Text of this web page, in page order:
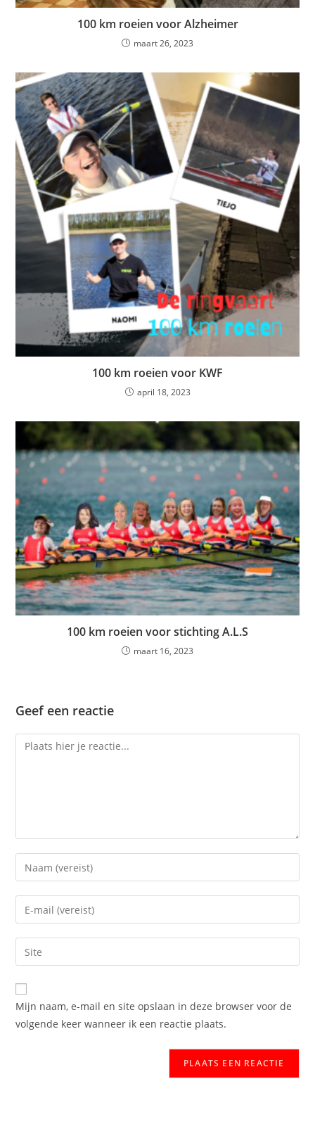
100 km roeien voor Alzheimer
maart 26, 2023
100 km roeien voor KWF
april 18, 2023
100 km roeien voor stichting A.L.S
maart 16, 2023
Geef een reactie
Mijn naam, e-mail en site opslaan in deze browser voor de
volgende keer wanneer ik een reactie plaats.